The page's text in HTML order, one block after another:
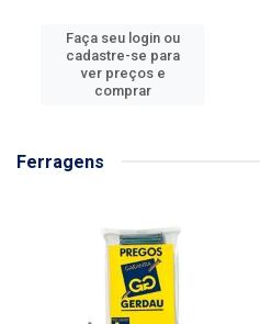
Faça seu login ou
cadastre-se para
ver preços e
comprar
Ferragens